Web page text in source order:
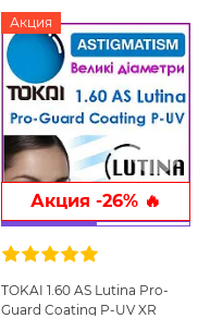
Акция
Акция -26% 🔥
TOKAI 1.60 AS Lutina Pro-
Guard Coating P-UV XR